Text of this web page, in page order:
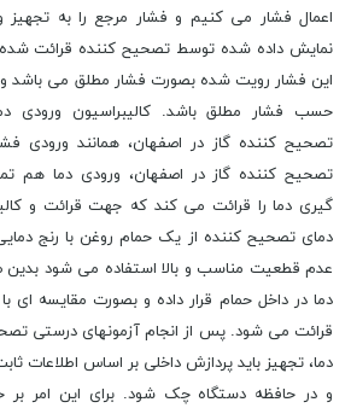
اعمال فشار می کنیم و فشار مرجع را به تجهیز
نمایش داده شده توسط تصحیح کننده قرائت
این فشار رویت شده بصورت فشار مطلق می باشد و
حسب فشار مطلق باشد. کالیبراسیون ورودی
تصحیح کننده گاز در اصفهان، همانند ورودی
تصحیح کننده گاز در اصفهان، ورودی دما هم
گیری دما را قرائت می کند که جهت قرائت و
دمای تصحیح کننده از یک حمام روغن با رنج
عدم قطعیت مناسب و بالا استفاده می شود
دما در داخل حمام قرار داده و بصورت مقایسه ای
قرائت می شود. پس از انجام آزمونهای درستی
دما، تجهیز باید پردازش داخلی بر اساس اطلاعات
و در حافظه دستگاه چک شود. برای این امر